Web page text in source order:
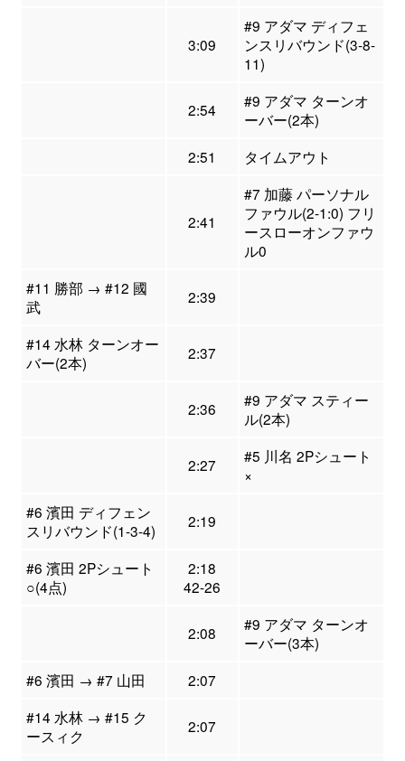
3:09
#9 アダマ ディフェ
ンスリバウンド(3-8-
11)
2:54
#9 アダマ ターンオ
ーバー(2本)
2:51
タイムアウト
2:41
#7 加藤 パーソナル
ファウル(2-1:0) フリ
ースローオンファウ
ル0
#11 勝部 → #12 國
武
2:39
#14 水林 ターンオー
バー(2本)
2:37
2:36
#9 アダマ スティー
ル(2本)
2:27
#5 川名 2Pシュート
×
#6 濱田 ディフェン
スリバウンド(1-3-4)
2:19
#6 濱田 2Pシュート
○(4点)
2:18
42-26
2:08
#9 アダマ ターンオ
ーバー(3本)
#6 濱田 → #7 山田
2:07
#14 水林 → #15 ク
ースィク
2:07